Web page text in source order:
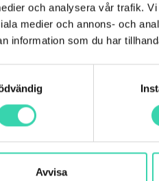
och analysera vår trafik.
medier och annons- och
information som du har
Avvisa